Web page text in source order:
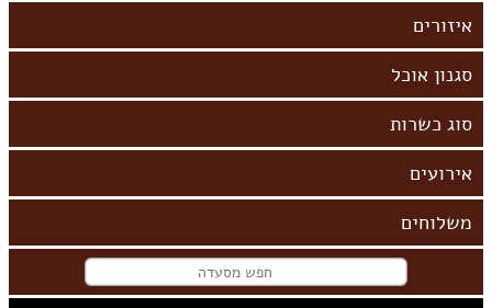
אירועים
משלוחים